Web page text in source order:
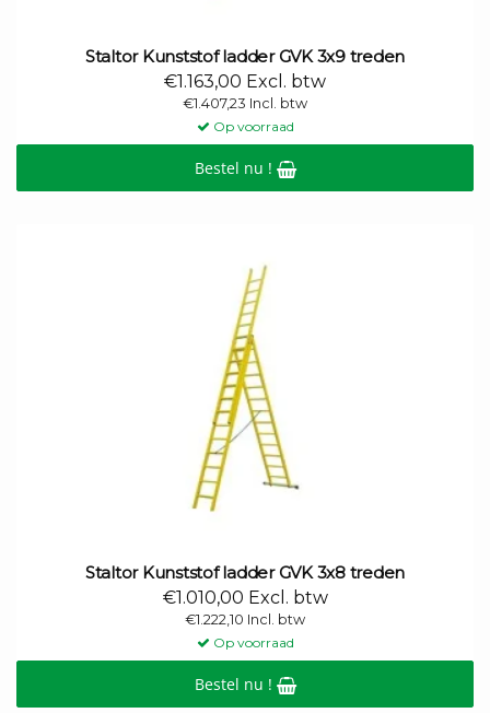
Staltor Kunststof ladder GVK 3x9 treden
€1.163,00 Excl. btw
€1.407,23 Incl. btw
Op voorraad
Bestel nu !
Staltor Kunststof ladder GVK 3x8 treden
€1.010,00 Excl. btw
€1.222,10 Incl. btw
Op voorraad
Bestel nu !